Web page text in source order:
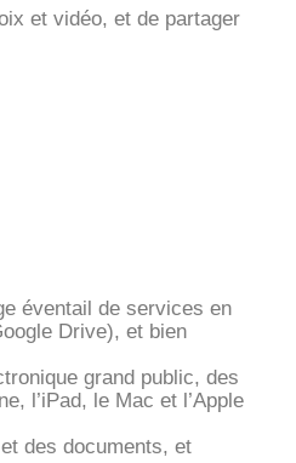
et vidéo, et de partager
éventail de services en
Drive), et bien
grand public, des
l’iPad, le Mac et l’Apple
des documents, et